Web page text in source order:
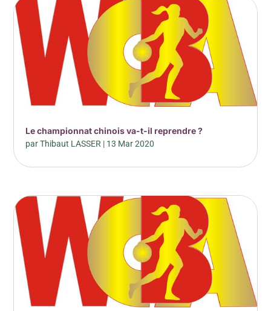
Le championnat chinois va-t-il reprendre ?
parThibaut LASSER | 13 Mar 2020